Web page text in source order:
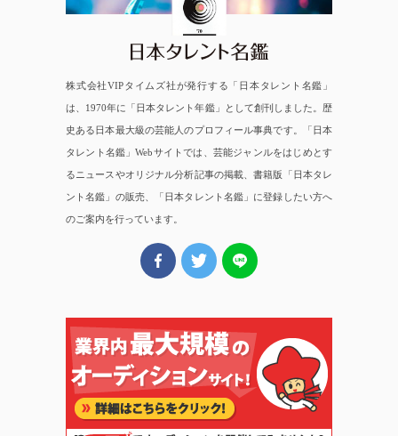
株式会社VIPタイムズ社が発行する「日本タレント名鑑」
は、1970年に「日本タレント年鑑」として創刊しました。歴
史ある日本最大級の芸能人のプロフィール事典です。「日本
タレント名鑑」Webサイトでは、芸能ジャンルをはじめとす
るニュースやオリジナル分析記事の掲載、書籍版「日本タレ
ント名鑑」の販売、「日本タレント名鑑」に登録したい方へ
のご案内を行っています。